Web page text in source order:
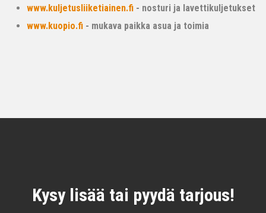
www.kuljetusliiketiainen.fi - nosturi ja lavettikuljetukset
www.kuopio.fi - mukava paikka asua ja toimia
Kysy lisää tai pyydä tarjous!